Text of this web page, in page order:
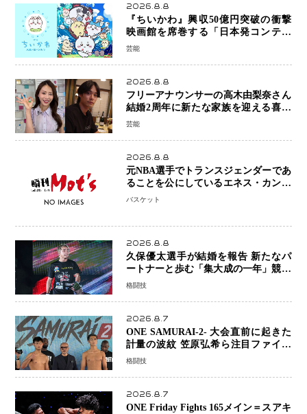
2026.8.8
『ちいかわ』興収50億円突破の衝撃
映画館を席巻する「日本発コンテン
ツ」の強さ スパイダーマン、モアナ
芸能
2026.8.8
フリーアナウンサーの高木由梨奈さん
結婚2周年に新たな家族を迎える喜び
を報告 夫・岸田タツヤさんと連名
芸能
2026.8.8
元NBA選手でトランスジェンダーであ
ることを公にしているエネス・カンタ
ーがWNBAドラフト参戦を表明「参加
バスケット
2026.8.8
久保優太選手が結婚を報告 新たなパ
ートナーと歩む「集大成の一年」競技
生活を支える存在に感謝
格闘技
2026.8.7
ONE SAMURAI-2- 大会直前に起きた
計量の波紋 笠原弘希ら注目ファイタ
ーは契約体重で決戦へ、山本歩夢と平
格闘技
2026.8.7
ONE Friday Fights 165メイン＝スアキ